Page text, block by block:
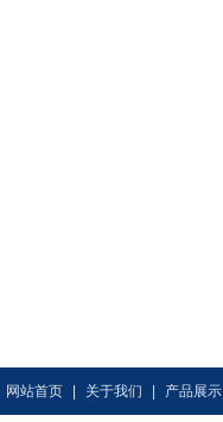
网站首页 关于我们 产品展示